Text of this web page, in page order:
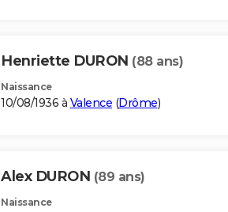
Henriette DURON (88 ans)
Naissance
10/08/1936 à Valence (Drôme)
Alex DURON (89 ans)
Naissance